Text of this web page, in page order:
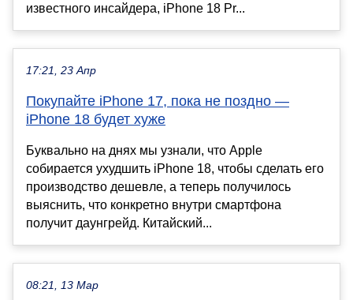
известного инсайдера, iPhone 18 Pr...
17:21, 23 Апр
Покупайте iPhone 17, пока не поздно —
iPhone 18 будет хуже
Буквально на днях мы узнали, что Apple
собирается ухудшить iPhone 18, чтобы сделать его
производство дешевле, а теперь получилось
выяснить, что конкретно внутри смартфона
получит даунгрейд. Китайский...
08:21, 13 Мар